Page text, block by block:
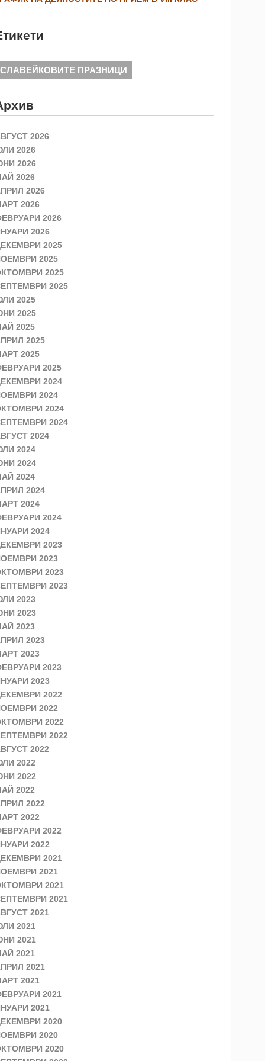
СЛАВЕЙКОВИТЕ ПРАЗНИЦИ
2026
2026
2026
2026
2026
2026
2026
2026
2025
2025
2025
2025
2025
2025
2025
2025
2025
2025
2024
2024
2024
2024
2024
2024
2024
2024
2024
2024
2024
2024
2023
2023
2023
2023
2023
2023
2023
2023
2023
2023
2023
2022
2022
2022
2022
2022
2022
2022
2022
2022
2022
2022
2022
2021
2021
2021
2021
2021
2021
2021
2021
2021
2021
2021
2021
2020
2020
2020